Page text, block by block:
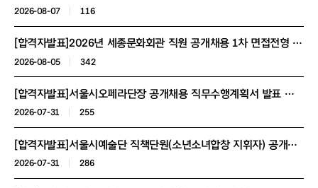
2026-08-07 116
[합격자발표]2026년 세종문화회관 직원 공개채용 1차 면접전형 합격자 발표 및 2차 면접전형 안내
2026-08-05 342
[합격자발표]서울시오페라단장 공개채용 직무수행계획서 발표 및 1차 면접심사 합격자 공고
2026-07-31 255
[합격자발표]서울시예술단 직책단원(소년소녀합창 지휘자) 공개채용 실무면접 합격자 공고
2026-07-31 286